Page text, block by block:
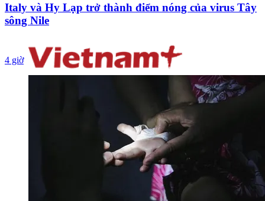
Italy và Hy Lạp trở thành điểm nóng của virus Tây
sông Nile
4 giờ